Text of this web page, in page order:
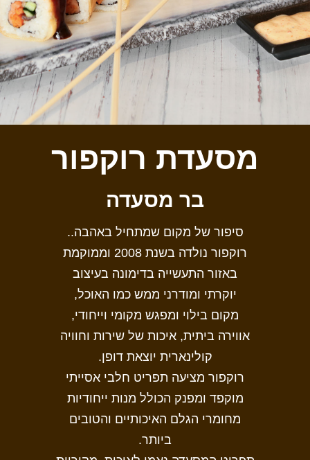
מסעדת רוקפור
בר מסעדה
סיפור של מקום שמתחיל באהבה..
רוקפור נולדה בשנת 2008 וממוקמת
באזור התעשייה בדימונה בעיצוב
יוקרתי ומודרני ממש כמו האוכל,
מקום בילוי ומפגש מקומי וייחודי,
אווירה ביתית, איכות של שירות וחוויה
קולינארית יוצאת דופן.
רוקפור מציעה תפריט חלבי אסייתי
מוקפד ומפנק הכולל מנות ייחודיות
מחומרי הגלם האיכותיים והטובים
ביותר.